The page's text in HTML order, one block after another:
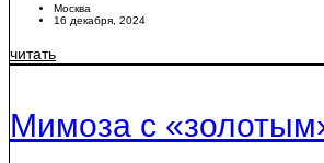
Москва
16 декабря, 2024
читать
Мимоза c